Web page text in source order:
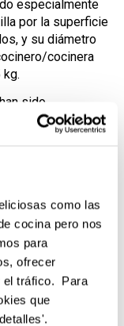
como las
cocina pero nos
para
ofrecer
el tráfico. Para
que
especialmente
por la superficie
y su diámetro
cocinera
kg.
han sido
la antigua” con
con hierro
abeja con el
por lo que el
más tiempo, así